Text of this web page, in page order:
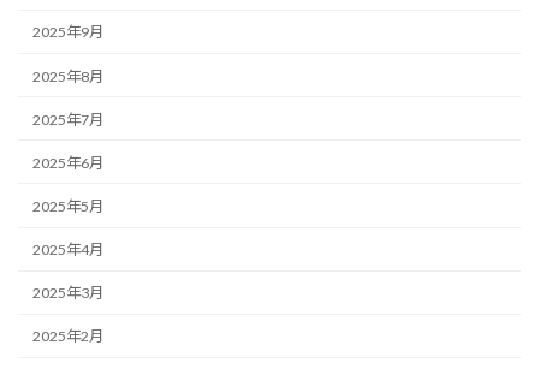
2025年9月
2025年8月
2025年7月
2025年6月
2025年5月
2025年4月
2025年3月
2025年2月